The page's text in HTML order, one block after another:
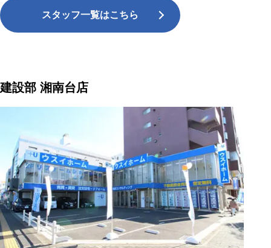
スタッフ一覧はこちら
建設部 湘南台店